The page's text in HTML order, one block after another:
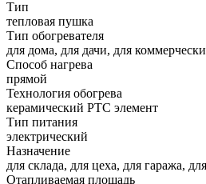
Тип
тепловая пушка
Тип обогревателя
для дома, для дачи, для
Способ нагрева
прямой
Технология обогрева
керамический PTC элемент
Тип питания
электрический
Назначение
для склада, для цеха, для гаража,
Отапливаемая площадь